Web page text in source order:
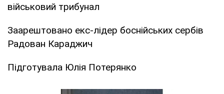
військовий трибунал
Заарештовано екс-лідер боснійських сербів
Радован Караджич
Підготувала Юлія Потерянко